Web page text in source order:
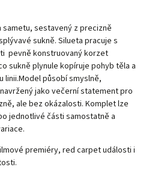
sestavený z precizně
sukně. Silueta pracuje s
pevně konstruovaný korzet
sukně plynule kopíruje pohyb těla a
působí smyslně,
jako večerní statement pro
ale bez okázalosti. Komplet lze
jednotlivé části samostatně a
premiéry, red carpet události i